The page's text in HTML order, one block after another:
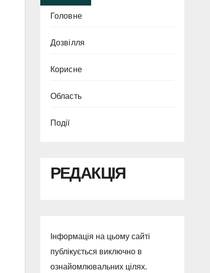
Головне
Дозвілля
Корисне
Область
Події
РЕДАКЦІЯ
Інформація на цьому сайті
публікується виключно в
ознайомлювальних цілях.